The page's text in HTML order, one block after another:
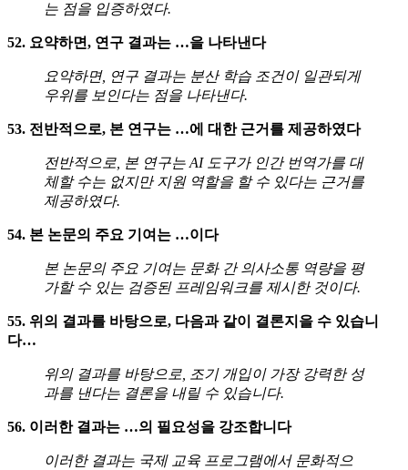
는 점을 입증하였다.
52. 요약하면, 연구 결과는 …을 나타낸다
요약하면, 연구 결과는 분산 학습 조건이 일관되게
우위를 보인다는 점을 나타낸다.
53. 전반적으로, 본 연구는 …에 대한 근거를 제공하였다
전반적으로, 본 연구는 AI 도구가 인간 번역가를 대
체할 수는 없지만 지원 역할을 할 수 있다는 근거를
제공하였다.
54. 본 논문의 주요 기여는 …이다
본 논문의 주요 기여는 문화 간 의사소통 역량을 평
가할 수 있는 검증된 프레임워크를 제시한 것이다.
55. 위의 결과를 바탕으로, 다음과 같이 결론지을 수 있습니
다…
위의 결과를 바탕으로, 조기 개입이 가장 강력한 성
과를 낸다는 결론을 내릴 수 있습니다.
56. 이러한 결과는 …의 필요성을 강조합니다
이러한 결과는 국제 교육 프로그램에서 문화적으